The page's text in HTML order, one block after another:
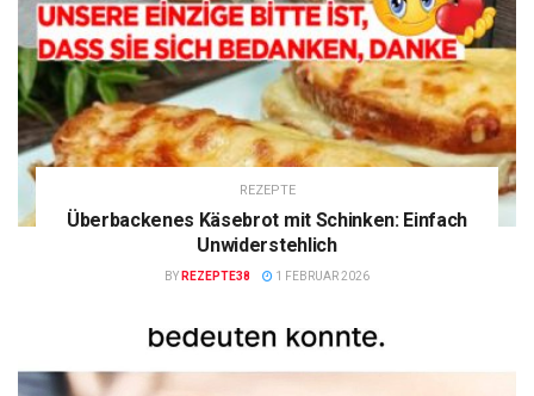
REZEPTE
Überbackenes Käsebrot mit Schinken: Einfach
Unwiderstehlich
BY REZEPTE38 1 FEBRUAR 2026